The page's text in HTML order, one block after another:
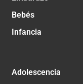
Bebés
Infancia
Adolescencia